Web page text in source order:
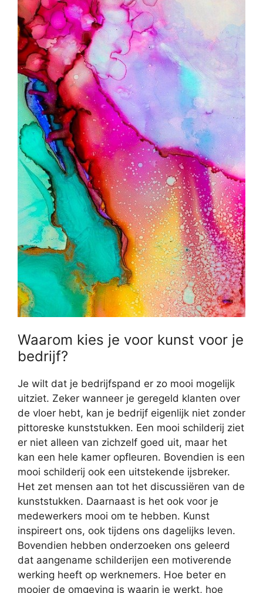
Waarom kies je voor kunst voor je
bedrijf?
Je wilt dat je bedrijfspand er zo mooi mogelijk
uitziet. Zeker wanneer je geregeld klanten over
de vloer hebt, kan je bedrijf eigenlijk niet zonder
pittoreske kunststukken. Een mooi schilderij ziet
er niet alleen van zichzelf goed uit, maar het
kan een hele kamer opfleuren. Bovendien is een
mooi schilderij ook een uitstekende ijsbreker.
Het zet mensen aan tot het discussiëren van de
kunststukken. Daarnaast is het ook voor je
medewerkers mooi om te hebben. Kunst
inspireert ons, ook tijdens ons dagelijks leven.
Bovendien hebben onderzoeken ons geleerd
dat aangename schilderijen een motiverende
werking heeft op werknemers. Hoe beter en
mooier de omgeving is waarin je werkt, hoe